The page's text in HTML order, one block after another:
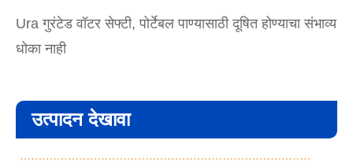
Ura गुरंटेड वॉटर सेफ्टी, पोर्टेबल पाण्यासाठी दूषित होण्याचा संभाव्य
धोका नाही
उत्पादन देखावा